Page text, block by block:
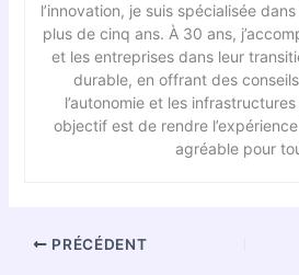
l’innovation, je suis spécialisée
plus de cinq ans. À 30 ans,
et les entreprises dans leur
durable, en offrant des
l’autonomie et les
objectif est de rendre
agréable pour
PRÉCÉDENT